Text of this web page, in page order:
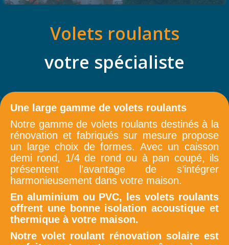
Volets roulants
votre spécialiste
Une large gamme de volets roulants
Notre gamme de volets roulants destinés à la
rénovation et fabriqués sur mesure propose
un large choix de formes. Avec un caisson
demi rond, 1/4 de rond ou à pan coupé, ils
présentent l’avantage de s’intégrer
harmonieusement dans votre maison.
En aluminium ou PVC, les volets roulants
offrent une bonne isolation acoustique et
thermique à votre maison.
Notre volet roulant rénovation solaire est